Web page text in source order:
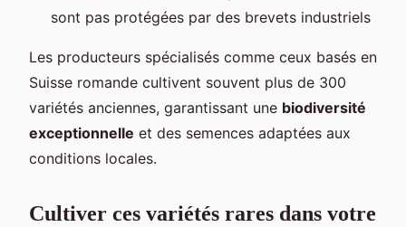
sont pas protégées par des brevets industriels
Les producteurs spécialisés comme ceux basés en
Suisse romande cultivent souvent plus de 300
variétés anciennes, garantissant une biodiversité
exceptionnelle et des semences adaptées aux
conditions locales.
Cultiver ces variétés rares dans votre